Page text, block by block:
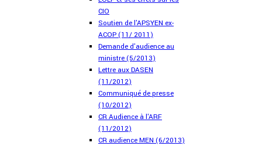
CIO
Soutien de l'APSYEN ex-
ACOP (11/ 2011)
Demande d'audience au
ministre (5/2013)
Lettre aux DASEN
(11/2012)
Communiqué de presse
(10/2012)
CR Audience à l'ARF
(11/2012)
CR audience MEN (6/2013)